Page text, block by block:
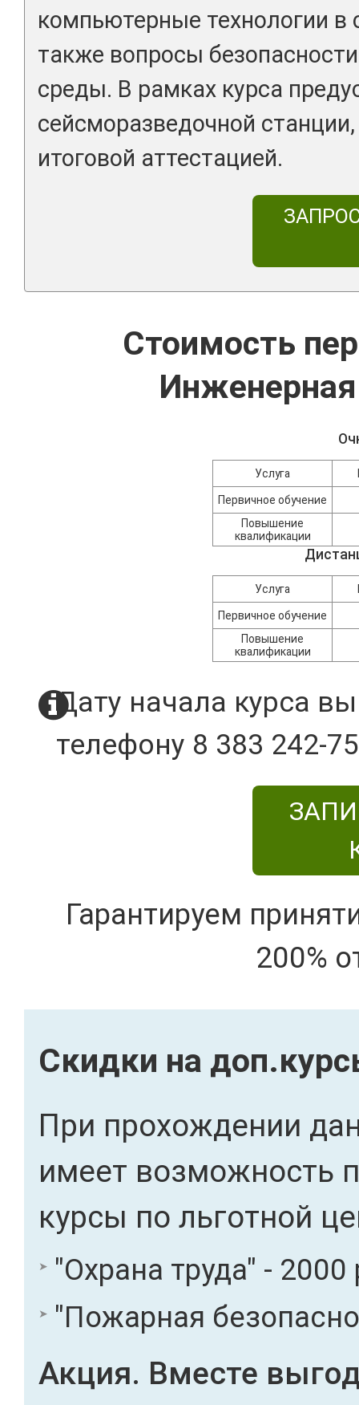
компьютерные технологии в
также вопросы
среды. В рамках курса
сейсморазведочной
итоговой аттестацией.
Стоимость
Услуга
Первичное обучение
Повышение
квалификации
Услуга
Первичное обучение
Повышение
квалификации
Дату начала курса
телефону 8 383 242-
Гарантируем
200%
Скидки на
При прохождении
имеет возможность
курсы по льготной
"Охрана труда" - 2000
"Пожарная
Акция. Вместе